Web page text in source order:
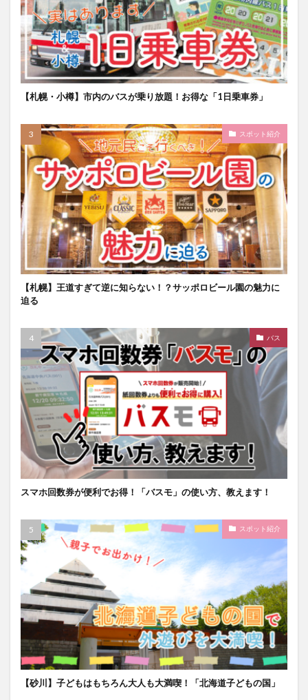
【札幌・小樽】市内のバスが乗り放題！お得な「1日乗車券」
スポット紹介
【札幌】王道すぎて逆に知らない！？サッポロビール園の魅力に
迫る
バス
スマホ回数券が便利でお得！「バスモ」の使い方、教えます！
スポット紹介
【砂川】子どもはもちろん大人も大満喫！「北海道子どもの国」